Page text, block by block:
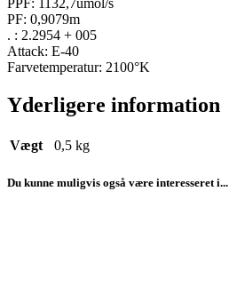
PPF: 1132,7umol/s
PF: 0,9079m
. : 2.2954 + 005
Attack: E-40
Farvetemperatur: 2100°K
Yderligere information
Vægt 0,5 kg
Du kunne muligvis også være interesseret i...